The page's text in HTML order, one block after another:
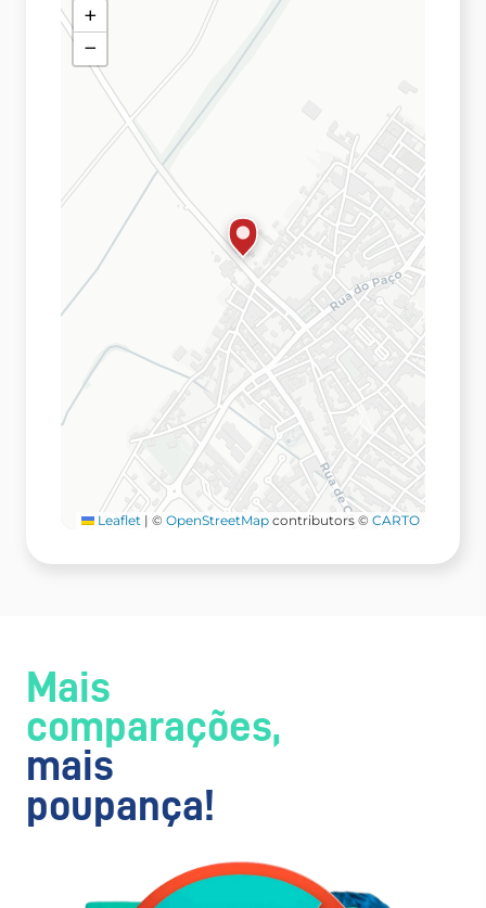
+
−
Leaflet | © OpenStreetMap contributors © CARTO
Mais
comparações,
mais
poupança!